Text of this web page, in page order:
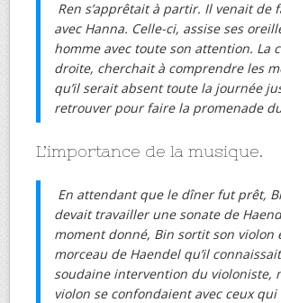
Ren s’apprêtait à partir. Il venait
avec Hanna. Celle-ci, assise ses
homme avec toute son attention. La
droite, cherchait à comprendre les
qu’il serait absent toute la journée
retrouver pour faire la promenade
L’importance de la musique.
En attendant que le dîner fut prêt,
devait travailler une sonate de
moment donné, Bin sortit son violon
morceau de Haendel qu’il
soudaine intervention du violoniste,
violon se confondaient avec ceux